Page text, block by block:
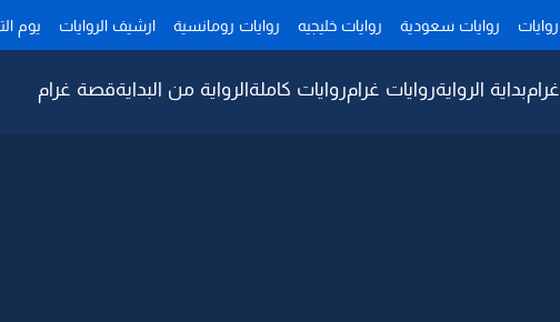
روايات روايات سعودية روايات خليجيه روايات رومانسية ارشيف الروايات يوم
غرامبداية الروايةروايات غرامروايات كاملةالرواية من البدايةقصة غرام